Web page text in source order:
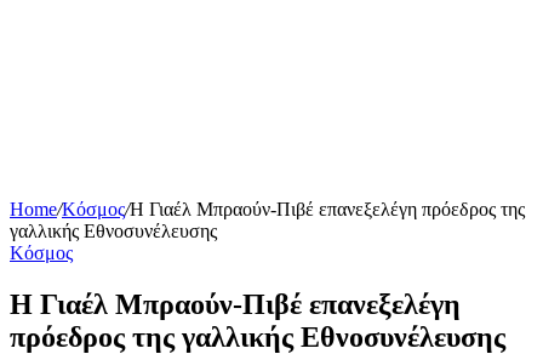
Home/Κόσμος/Η Γιαέλ Μπραούν-Πιβέ επανεξελέγη πρόεδρος της
γαλλικής Εθνοσυνέλευσης
Κόσμος
Η Γιαέλ Μπραούν-Πιβέ επανεξελέγη
πρόεδρος της γαλλικής Εθνοσυνέλευσης